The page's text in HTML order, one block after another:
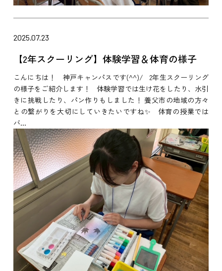
2025.07.23
【2年スクーリング】体験学習＆体育の様子
こんにちは！ 神戸キャンパスです(^^)/ 2年生スクーリング
の様子をご紹介します！ 体験学習では生け花をしたり、水引
きに挑戦したり、パン作りもしました！ 養父市の地域の方々
との繋がりを大切にしていきたいですね✨ 体育の授業では
バ...